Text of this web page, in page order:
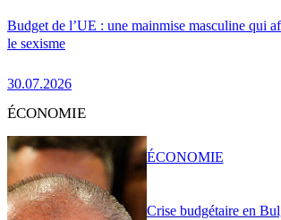
Budget de l’UE : une mainmise masculine qui
le sexisme
30.07.2026
ÉCONOMIE
Crise budgétaire en
ÉCONOMIE